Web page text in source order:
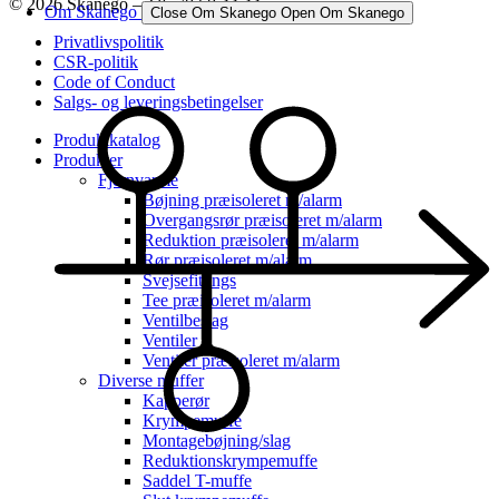
Om Skanego Close Om Skanego Open Om Skanego
Privatlivspolitik
CSR-politik
Code of Conduct
Salgs- og leveringsbetingelser
Produktkatalog
Produkter
Fjernvarme
Bøjning præisoleret m/alarm
Overgangsrør præisoleret m/alarm
Reduktion præisoleret m/alarm
Rør præisoleret m/alarm
Svejsefittings
Tee præisoleret m/alarm
Ventilbeslag
Ventiler
Ventiler præisoleret m/alarm
Diverse muffer
Kapperør
Krympemuffe
Montagebøjning/slag
Reduktionskrympemuffe
Saddel T-muffe